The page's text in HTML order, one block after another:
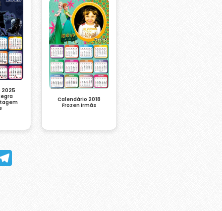
2025
Calendário 2018
Frozen Irmãs
Telegram